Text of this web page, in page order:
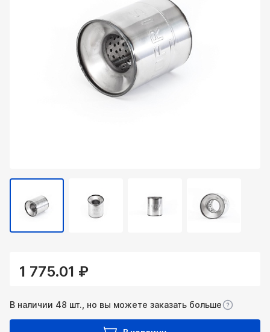
1 775.01 ₽
В наличии 48 шт., но вы можете заказать больше